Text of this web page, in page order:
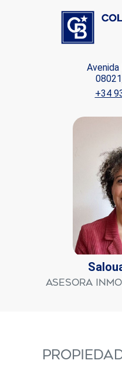
Avenida
+34
Asesora